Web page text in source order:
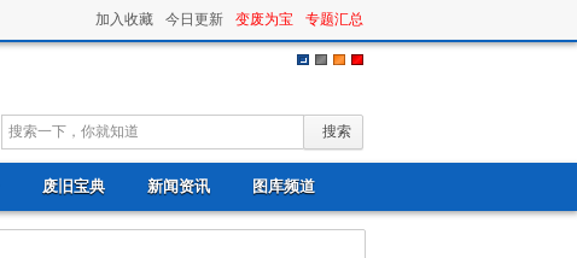
加入收藏 今日更新 变废为宝 专题汇总
废旧宝典 新闻资讯 图库频道